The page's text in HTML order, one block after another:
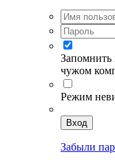
Запомнить
чужом
Режим
Вход
Забыли